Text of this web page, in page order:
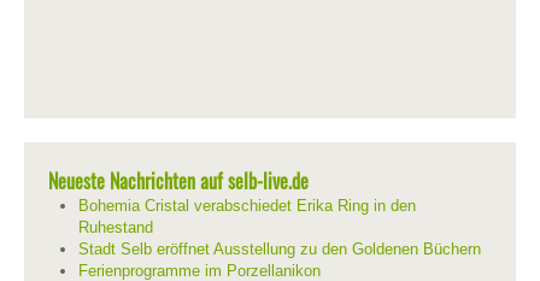
Neueste Nachrichten auf selb-live.de
Bohemia Cristal verabschiedet Erika Ring in den
Ruhestand
Stadt Selb eröffnet Ausstellung zu den Goldenen Büchern
Ferienprogramme im Porzellanikon